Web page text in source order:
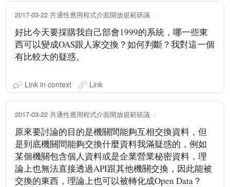
2017-03-22 共通性應用程式介面開放規範研議
好比今天要採購我自己部會1999的系統，哪一些東
西可以變成OAS跟人家交換？如何判斷？我對這一個
有比較大的疑惑。
Link in context Link
2017-03-22 共通性應用程式介面開放規範研議
原來要討論的目的是機關間能夠互相交換資料，但
是到底機關間能夠交換什麼資料我滿疑惑的，例如
某個機關包含個人資料或是企業營業秘密資料，理
論上也無法直接透過API跟其他機關交換，因此能被
交換的東西，理論上也可以被轉化成Open Data？